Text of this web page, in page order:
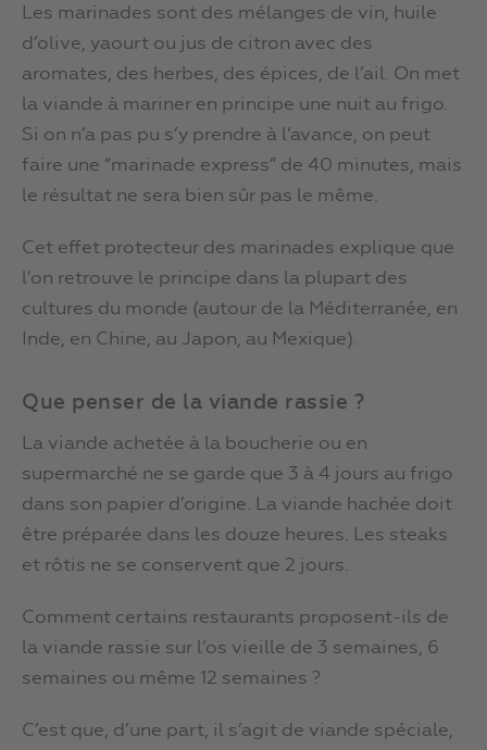
Les marinades sont des mélanges de vin, huile
d’olive, yaourt ou jus de citron avec des
aromates, des herbes, des épices, de l’ail. On met
la viande à mariner en principe une nuit au frigo.
Si on n’a pas pu s’y prendre à l’avance, on peut
faire une “marinade express” de 40 minutes, mais
le résultat ne sera bien sûr pas le même.
Cet effet protecteur des marinades explique que
l’on retrouve le principe dans la plupart des
cultures du monde (autour de la Méditerranée, en
Inde, en Chine, au Japon, au Mexique).
Que penser de la viande rassie ?
La viande achetée à la boucherie ou en
supermarché ne se garde que 3 à 4 jours au frigo
dans son papier d’origine. La viande hachée doit
être préparée dans les douze heures. Les steaks
et rôtis ne se conservent que 2 jours.
Comment certains restaurants proposent-ils de
la viande rassie sur l’os vieille de 3 semaines, 6
semaines ou même 12 semaines ?
C’est que, d’une part, il s’agit de viande spéciale,